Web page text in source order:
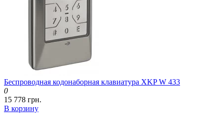
Беспроводная кодонаборная клавиатура XKP W 433
0
15 778 грн.
В корзину